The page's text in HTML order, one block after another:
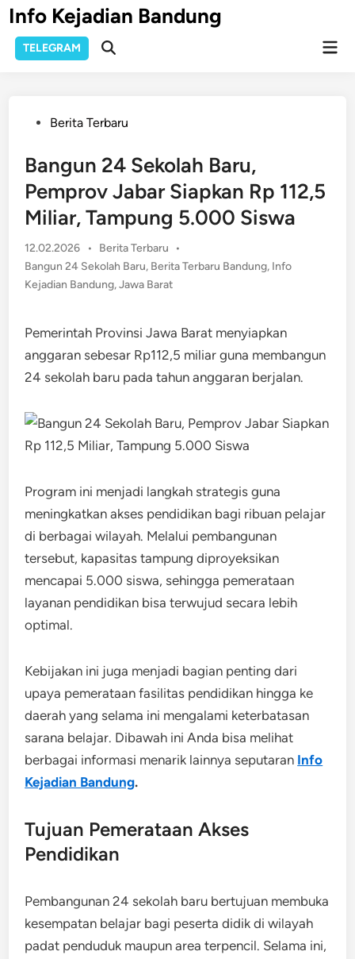
Skip
to
content
Info Kejadian Bandung
TELEGRAM
Open
PostedBerita Terbaru
Bangun 24 Sekolah Baru,
Pemprov Jabar Siapkan Rp 112,5
Miliar, Tampung 5.000 Siswa
12.02.2026 •
Posted
in
Berita Terbaru
•
Bangun 24 Sekolah Baru, Berita Terbaru Bandung, Info
Kejadian Bandung,Jawa Barat
Pemerintah Provinsi Jawa Barat menyiapkan
anggaran sebesar Rp112,5 miliar guna membangun
24 sekolah baru pada tahun anggaran berjalan.
Program ini menjadi langkah strategis guna
meningkatkan akses pendidikan bagi ribuan pelajar
di berbagai wilayah. Melalui pembangunan
tersebut, kapasitas tampung diproyeksikan
mencapai 5.000 siswa, sehingga pemerataan
layanan pendidikan bisa terwujud secara lebih
optimal.
Kebijakan ini juga menjadi bagian penting dari
upaya pemerataan fasilitas pendidikan hingga ke
daerah yang selama ini mengalami keterbatasan
sarana belajar. Dibawah ini Anda bisa melihat
berbagai informasi menarik lainnya seputaran Info
Kejadian Bandung.
Tujuan Pemerataan Akses
Pendidikan
Pembangunan 24 sekolah baru bertujuan membuka
kesempatan belajar bagi peserta didik di wilayah
padat penduduk maupun area terpencil. Selama ini,